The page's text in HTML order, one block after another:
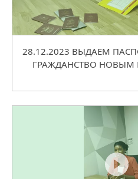
28.12.2023 ВЫДАЕМ
ГРАЖДАНСТВО НОВЫМ